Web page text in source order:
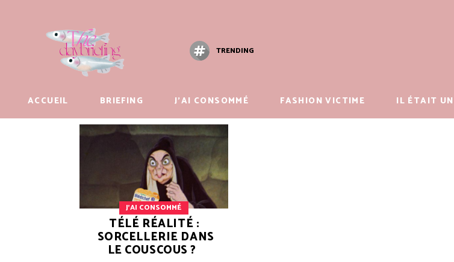
TRENDING
ACCUEIL BRIEFING J’AI CONSOMMÉ FASHION VICTIME IL ÉTAIT
J'AI CONSOMMÉ
TÉLÉ RÉALITÉ :
SORCELLERIE DANS
LE COUSCOUS ?